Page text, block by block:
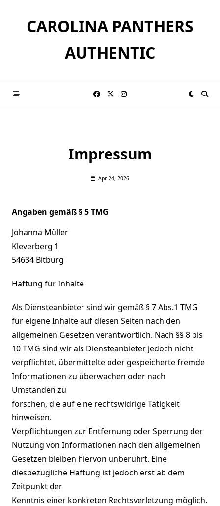
contentCAROLINA PANTHERS
AUTHENTIC
Impressum
Apr. 24, 2026
Angaben gemäß § 5 TMG
Johanna Müller
Kleverberg 1
54634 Bitburg
Haftung für Inhalte
Als Diensteanbieter sind wir gemäß § 7 Abs.1 TMG
für eigene Inhalte auf diesen Seiten nach den
allgemeinen Gesetzen verantwortlich. Nach §§ 8 bis
10 TMG sind wir als Diensteanbieter jedoch nicht
verpflichtet, übermittelte oder gespeicherte fremde
Informationen zu überwachen oder nach
Umständen zu
forschen, die auf eine rechtswidrige Tätigkeit
hinweisen.
Verpflichtungen zur Entfernung oder Sperrung der
Nutzung von Informationen nach den allgemeinen
Gesetzen bleiben hiervon unberührt. Eine
diesbezügliche Haftung ist jedoch erst ab dem
Zeitpunkt der
Kenntnis einer konkreten Rechtsverletzung möglich.